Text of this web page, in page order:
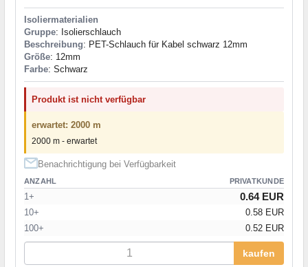
Isoliermaterialien
Gruppe: Isolierschlauch
Beschreibung: PET-Schlauch für Kabel schwarz 12mm
Größe: 12mm
Farbe: Schwarz
Produkt ist nicht verfügbar
erwartet: 2000 m
2000 m - erwartet
Benachrichtigung bei Verfügbarkeit
ANZAHL PRIVATKUNDE
1+ 0.64 EUR
10+
0.58 EUR
100+
0.52 EUR
kaufen